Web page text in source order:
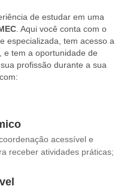
de estudar em uma
. Aqui você conta com o
especializada, tem acesso a
e tem a oportunidade de
profissão durante a sua
acessível e
receber atividades práticas;